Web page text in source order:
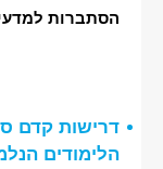
הסתברות
דרישות קדם
הלימודים